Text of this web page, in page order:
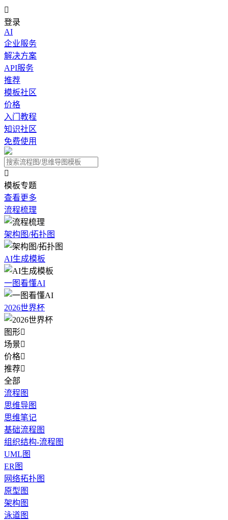

登录
AI
企业服务
解决方案
API服务
推荐
模板社区
价格
入门教程
知识社区
免费使用

模板专题
查看更多
流程梳理
架构图/拓扑图
AI生成模板
一图看懂AI
2026世界杯
图形
场景
价格
推荐
全部
流程图
思维导图
思维笔记
基础流程图
组织结构-流程图
UML图
ER图
网络拓扑图
原型图
架构图
泳道图